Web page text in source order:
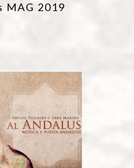
MAG 2019